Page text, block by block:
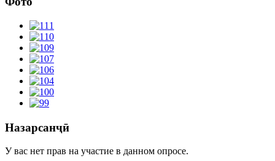
Назарсанҷӣ
У вас нет прав на участие в данном опросе.